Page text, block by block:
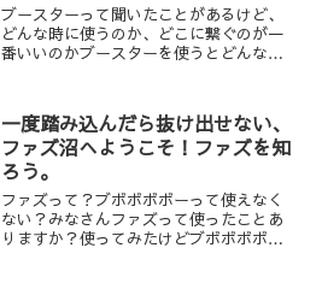
ブースターって聞いたことがあるけど、
どんな時に使うのか、どこに繋ぐのが一
番いいのかブースターを使うとどんな音
して発売されているエフェクターもあれ
ば、そうでない場合もある...
一度踏み込んだら抜け出せない、
ファズ沼へようこそ！ファズを知
ろう。
ファズって？ブボボボボーって使えなく
ない？みなさんファズって使ったことあ
りますか？使ってみたけどブボボボボー